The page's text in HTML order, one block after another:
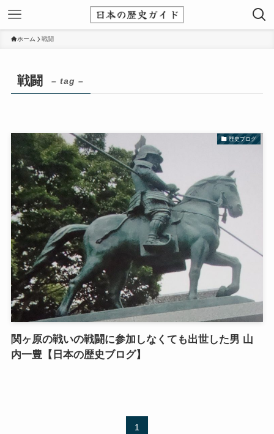
ホーム 戦闘
戦闘 – tag –
歴史ブログ
関ヶ原の戦いの戦闘に参加しなくても出世した男 山
内一豊【日本の歴史ブログ】
1